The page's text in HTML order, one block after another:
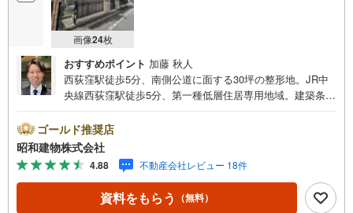
画像24枚
おすすめポイント 加藤 秋人
西荻窪駅徒歩5分、南側公道に面する30坪の整形地。JR中
央線西荻窪駅徒歩5分、第一種低層住居専用地域。建築条件
和建物です・・・ 西荻窪に創業44年、地域密着の不動産
会社です。 不動産購入、買換えには、不安がつきもの。
物件の選定や住宅ローンはもちろん地域密着だからこその
情報をお伝え、ご提案いたします。 お気軽にご相談、ご
来社頂ける会社です。スタッフ一同、心よりお待ちしてお
ります。 同じ立地、同じ建物は存在しません。唯一無二の
ゴールド推奨店
昭和建物株式会社
4.88 不動産会社レビュー 18件
資料をもらう （無料）